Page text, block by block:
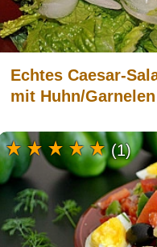
Echtes Caesar-
mit Huhn/
(1)